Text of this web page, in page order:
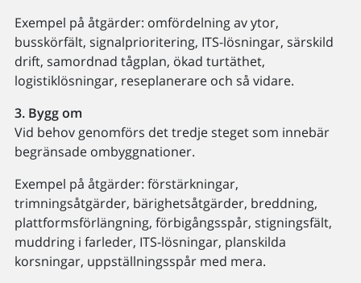
Exempel på åtgärder: omfördelning av ytor,
busskörfält, signalprioritering, ITS-lösningar, särskild
drift, samordnad tågplan, ökad turtäthet,
logistiklösningar, reseplanerare och så vidare.
3. Bygg om
Vid behov genomförs det tredje steget som innebär
begränsade ombyggnationer.
Exempel på åtgärder: förstärkningar,
trimningsåtgärder, bärighetsåtgärder, breddning,
plattformsförlängning, förbigångsspår, stigningsfält,
muddring i farleder, ITS-lösningar, planskilda
korsningar, uppställningsspår med mera.